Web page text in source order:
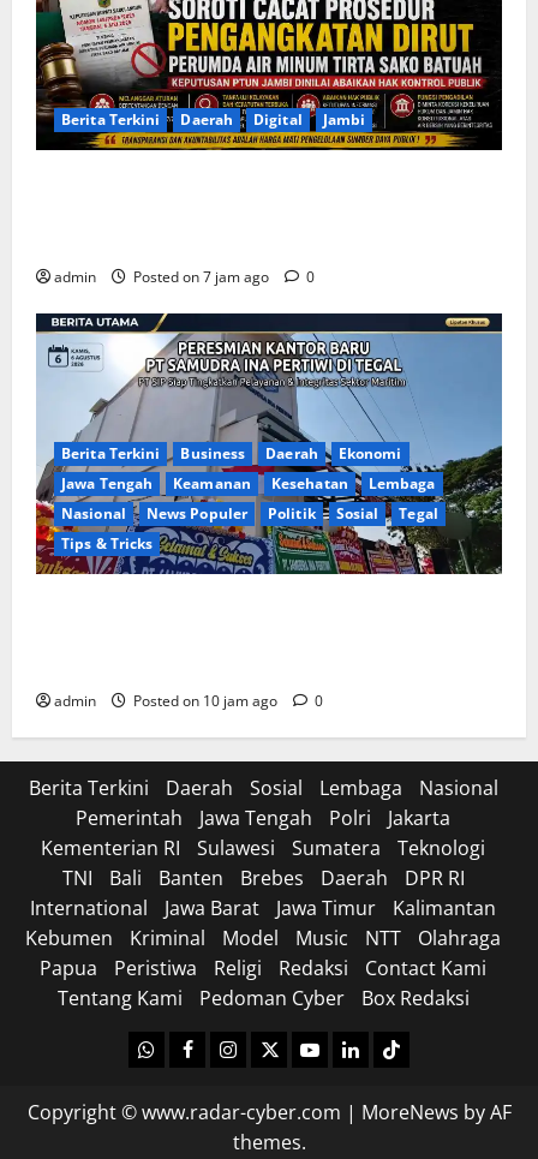
Berita Terkini Daerah Digital Jambi
admin Posted on 7 jam ago 0
Berita Terkini Business Daerah
Ekonomi
Jawa Tengah
Keamanan Kesehatan
Lembaga
Nasional
News Populer Politik Sosial
Tegal
Tips & Tricks
admin Posted on 10 jam ago 0
Berita Terkini Daerah Sosial Lembaga
Nasional
Pemerintah
Jawa Tengah Polri
Jakarta
Kementerian RI
Sulawesi Sumatera
Teknologi
TNI
Bali Banten Brebes Daerah
DPR RI
International
Jawa Barat Jawa Timur
Kalimantan
Kebumen
Kriminal Model Music NTT
Olahraga
Papua
Peristiwa Religi Redaksi
Contact Kami
Tentang Kami
Pedoman Cyber Box Redaksi
WhatsApp
Facebook
Instagram
X YoutubelinkedinTiktok
Copyright © www.radar-cyber.com | MoreNews by AF
themes.